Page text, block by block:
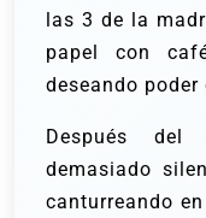
las 3 de la
papel con
deseando
Después
demasiado
canturreando